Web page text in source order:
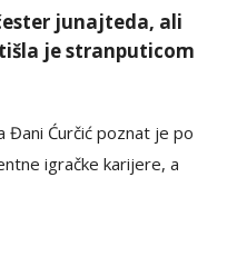
junajteda, ali
je stranputicom
Đani Ćurčić poznat je po
igračke karijere, a